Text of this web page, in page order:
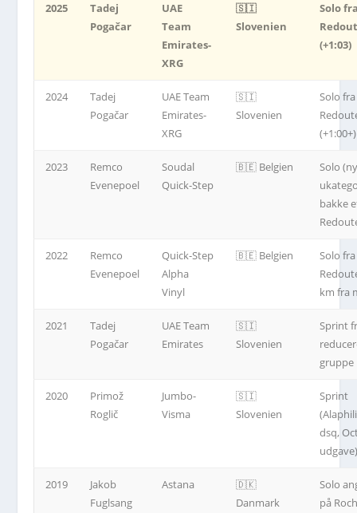
2025
Tadej
Pogačar
UAE
Team
Emirates-
XRG
🇸🇮
Slovenien
Solo
(+1:03)
2024
Tadej
Pogačar
UAE Team
Emirates-
XRG
🇸🇮
Slovenien
Solo fra
(+1:00+)
2023
Remco
Evenepoel
Soudal
Quick-Step
🇧🇪 Belgien
Solo
bakke
2022
Remco
Evenepoel
Quick-Step
Alpha
Vinyl
🇧🇪 Belgien
Solo fra
km fra
2021
Tadej
Pogačar
UAE Team
Emirates
🇸🇮
Slovenien
Sprint
gruppe
2020
Primož
Roglič
Jumbo-
Visma
🇸🇮
Slovenien
Sprint
dsq,
2019
Jakob
Fuglsang
Astana
🇩🇰
Danmark
Solo
på